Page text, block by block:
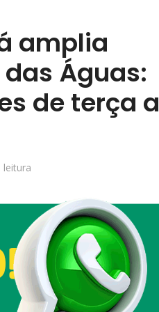
amplia
Águas:
de terça a
leitura